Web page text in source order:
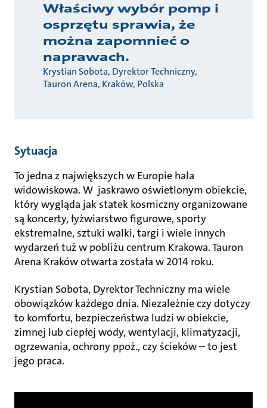
Właściwy wybór pomp i
osprzętu sprawia, że
można zapomnieć o
naprawach.
Krystian Sobota, Dyrektor Techniczny,
Tauron Arena, Kraków, Polska
Sytuacja
To jedna z największych w Europie hala
widowiskowa. W jaskrawo oświetlonym obiekcie,
który wygląda jak statek kosmiczny organizowane
są koncerty, łyżwiarstwo figurowe, sporty
ekstremalne, sztuki walki, targi i wiele innych
wydarzeń tuż w pobliżu centrum Krakowa. Tauron
Arena Kraków otwarta została w 2014 roku.
Krystian Sobota, Dyrektor Techniczny ma wiele
obowiązków każdego dnia. Niezależnie czy dotyczy
to komfortu, bezpieczeństwa ludzi w obiekcie,
zimnej lub ciepłej wody, wentylacji, klimatyzacji,
ogrzewania, ochrony ppoż., czy ścieków – to jest
jego praca.